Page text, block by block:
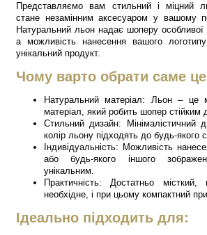
Представляємо вам стильний і міцний
стане незамінним аксесуаром у вашому
Натуральний льон надає шоперу особливої
а можливість нанесення вашого
унікальний продукт.
Чому варто обрати саме
Натуральний матеріал: Льон – це
матеріал, який робить шопер стійким
Стильний дизайн: Мінімалістичний
колір льону підходять до будь-якого
Індивідуальність: Можливість
або будь-якого іншого
унікальним.
Практичність: Достатньо
необхідне, і при цьому компактний
Ідеально підходить для: